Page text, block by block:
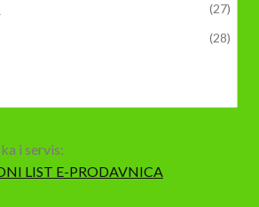
(27)
(28)
i servis:
LIST E-PRODAVNICA